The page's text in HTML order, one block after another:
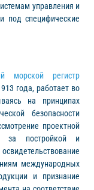
управления и
под специфические
морской регистр
года, работает во
на принципах
безопасности
проектной
за постройкой и
международных
и признание